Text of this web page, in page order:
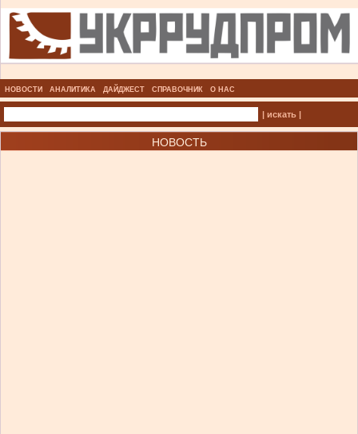
НОВОСТИ АНАЛИТИКА ДАЙДЖЕСТ СПРАВОЧНИК О НАС
| искать |
НОВОСТЬ